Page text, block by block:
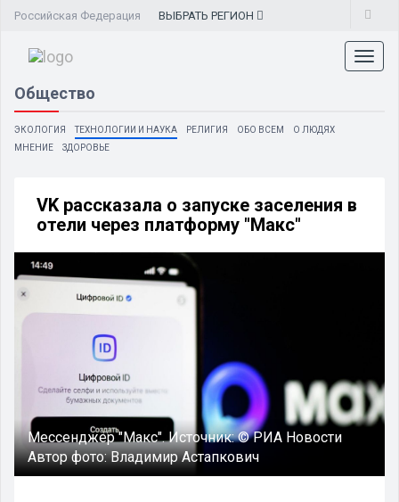
Российская Федерация ВЫБРАТЬ РЕГИОН
Общество
ЭКОЛОГИЯ ТЕХНОЛОГИИ И НАУКА РЕЛИГИЯ ОБО ВСЕМ
О ЛЮДЯХ
МНЕНИЕ
ЗДОРОВЬЕ
VK рассказала о запуске заселения в
отели через платформу "Макс"
Мессенджер "Макс".Источник:© РИА Новости
Автор фото:Владимир Астапкович